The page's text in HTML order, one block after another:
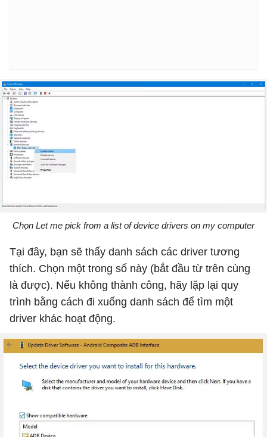
Chọn Let me pick from a list of device drivers on my computer
Tại đây, bạn sẽ thấy danh sách các driver tương
thích. Chọn một trong số này (bắt đầu từ trên cùng
là được). Nếu không thành công, hãy lặp lại quy
trình bằng cách đi xuống danh sách để tìm một
driver khác hoạt động.